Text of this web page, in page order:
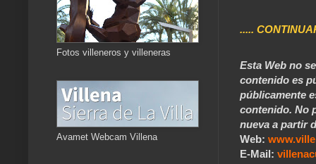
.....
Esta Web no
contenido es
públicamente
contenido. No
nueva a partir
Web:
E-Mail:
Fotos villeneros y villeneras
Avamet Webcam Villena